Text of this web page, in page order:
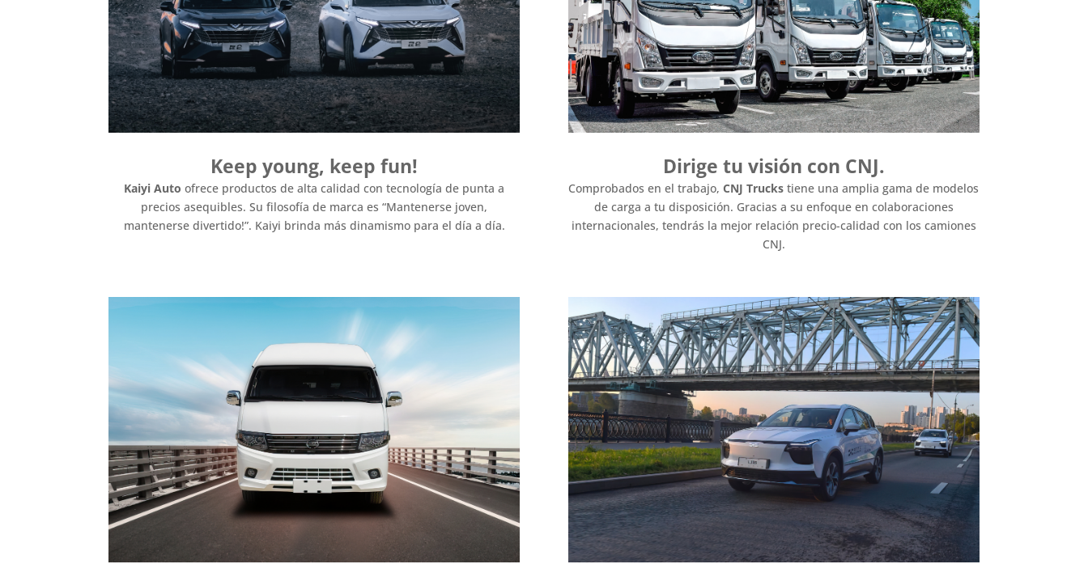
Keep young, keep fun!
Kaiyi Auto ofrece productos de alta calidad con tecnología de punta a
precios asequibles. Su filosofía de marca es “Mantenerse joven,
mantenerse divertido!”. Kaiyi brinda más dinamismo para el día a día.
Dirige tu visión con CNJ.
Comprobados en el trabajo,CNJ Trucks tiene una amplia gama de modelos
de carga a tu disposición. Gracias a su enfoque en colaboraciones
internacionales, tendrás la mejor relación precio-calidad con los camiones
CNJ.